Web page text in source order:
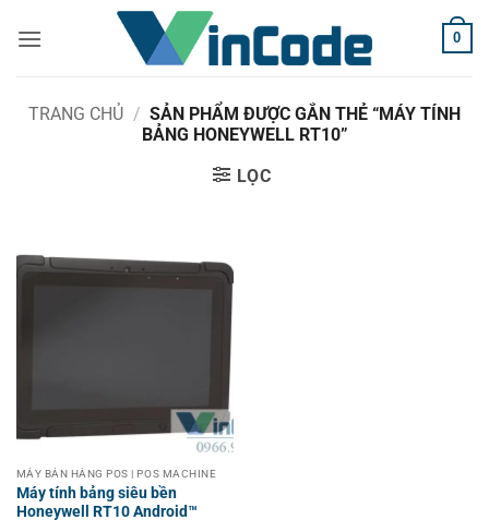
qua
0
TRANG CHỦ / SẢN PHẨM ĐƯỢC GẮN THẺ “MÁY TÍNH
BẢNG HONEYWELL RT10”
LỌC
MÁY BÁN HÀNG POS | POS MACHINE
Máy tính bảng siêu bền
Honeywell RT10 Android™